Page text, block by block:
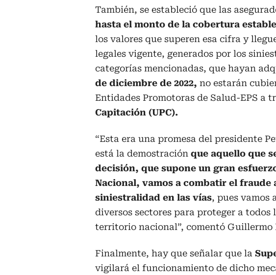
También, se estableció que las
hasta el monto de la cobertura
los valores que superen esa cifra y
legales vigente, generados por los
categorías mencionadas, que hayan
de diciembre de 2022, no estarán
Entidades Promotoras de Salud-EPS a
Capitación (UPC).
“Esta era una promesa del presidente
está la demostración que aquello que
decisión, que supone un gran
Nacional, vamos a combatir el fraude
siniestralidad en las vías, pues vamos
diversos sectores para proteger a todos
territorio nacional”, comentó Guillermo
Finalmente, hay que señalar que la
vigilará el funcionamiento de dicho